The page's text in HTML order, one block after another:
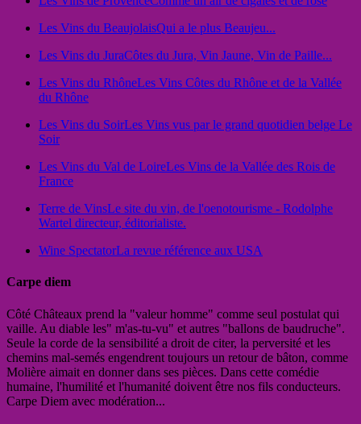
Les Vins du BeaujolaisQui a le plus Beaujeu...
Les Vins du JuraCôtes du Jura, Vin Jaune, Vin de Paille...
Les Vins du RhôneLes Vins Côtes du Rhône et de la Vallée
du Rhône
Les Vins du SoirLes Vins vus par le grand quotidien belge Le
Soir
Les Vins du Val de LoireLes Vins de la Vallée des Rois de
France
Terre de VinsLe site du vin, de l'oenotourisme - Rodolphe
Wartel directeur, éditorialiste.
Wine SpectatorLa revue référence aux USA
Carpe diem
Côté Châteaux prend la "valeur homme" comme seul postulat qui
vaille. Au diable les" m'as-tu-vu" et autres "ballons de baudruche".
Seule la corde de la sensibilité a droit de citer, la perversité et les
chemins mal-semés engendrent toujours un retour de bâton, comme
Molière aimait en donner dans ses pièces. Dans cette comédie
humaine, l'humilité et l'humanité doivent être nos fils conducteurs.
Carpe Diem avec modération...